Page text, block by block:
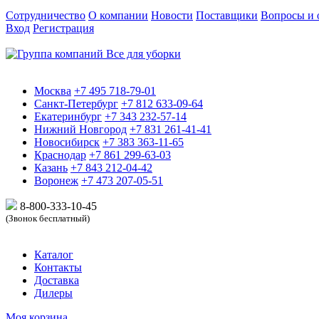
Сотрудничество О компании Новости Поставщики Вопросы и
Вход Регистрация
Москва +7 495 718-79-01
Санкт-Петербург +7 812 633-09-64
Екатеринбург +7 343 232-57-14
Нижний Новгород +7 831 261-41-41
Новосибирск +7 383 363-11-65
Краснодар +7 861 299-63-03
Казань +7 843 212-04-42
Воронеж +7 473 207-05-51
8-800-333-10-45
(Звонок бесплатный)
Каталог
Контакты
Доставка
Дилеры